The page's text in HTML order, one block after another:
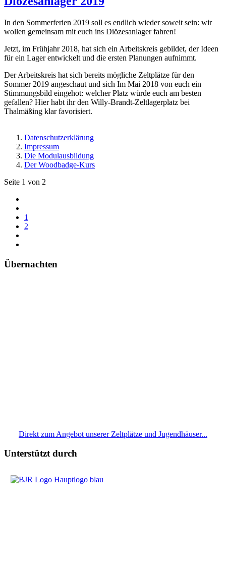
In den Sommerferien 2019 soll es endlich wieder soweit sein: wir
wollen gemeinsam mit euch ins Diözesanlager fahren!
Jetzt, im Frühjahr 2018, hat sich ein Arbeitskreis gebildet, der Ideen
für ein Lager entwickelt und die ersten Planungen aufnimmt.
Der Arbeitskreis hat sich bereits mögliche Zeltplätze für den
Sommer 2019 angeschaut und sich Im Mai 2018 von euch ein
Stimmungsbild eingehot: welcher Platz würde euch am besten
gefallen? Hier habt ihr den Willy-Brandt-Zeltlagerplatz bei
Thalmäßing klar favorisiert.
Datenschutzerklärung
Impressum
Die Modulausbildung
Der Woodbadge-Kurs
Seite 1 von 2
1
2
Übernachten
Direkt zum Angebot unserer Zeltplätze und Jugendhäuser...
Unterstützt durch